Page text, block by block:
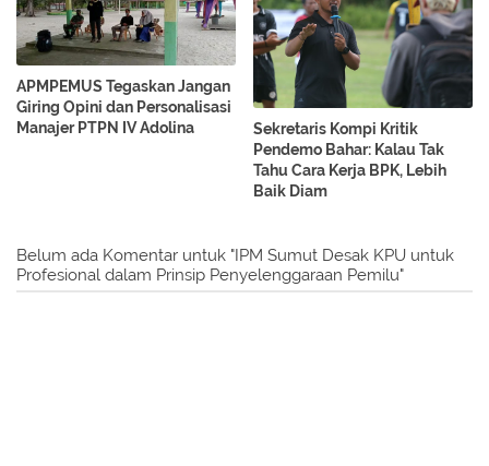
APMPEMUS Tegaskan Jangan
Giring Opini dan Personalisasi
Manajer PTPN IV Adolina
Sekretaris Kompi Kritik
Pendemo Bahar: Kalau Tak
Tahu Cara Kerja BPK, Lebih
Baik Diam
Belum ada Komentar untuk "IPM Sumut Desak KPU untuk
Profesional dalam Prinsip Penyelenggaraan Pemilu"